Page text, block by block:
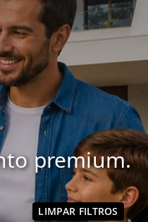
premium.
LIMPAR FILTROS